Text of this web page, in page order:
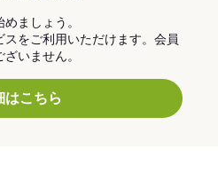
ましょう。
をご利用いただけます。会員
いません。
はこちら